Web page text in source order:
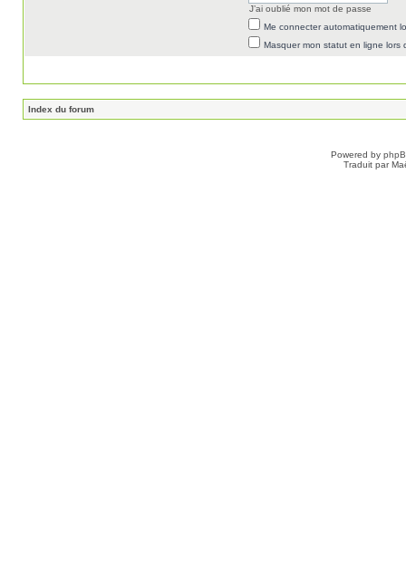
J’ai oublié mon mot de passe
Me connecter automatiquement
Masquer mon statut en ligne lors
Index du forum
Powered by
Traduit par